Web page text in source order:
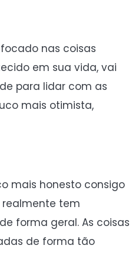
nas coisas
em sua vida, vai
para lidar com as
mais otimista,
mais honesto consigo
tem
forma geral. As coisas
de forma tão